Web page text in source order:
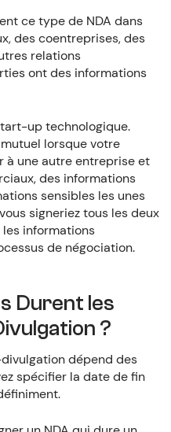
ce type de NDA dans
des coentreprises, des
relations
ont des informations
up technologique.
lorsque votre
à une autre entreprise et
des informations
sensibles les unes
signeriez tous les deux
informations
de négociation.
Durent les
?
dépend des
spécifier la date de fin